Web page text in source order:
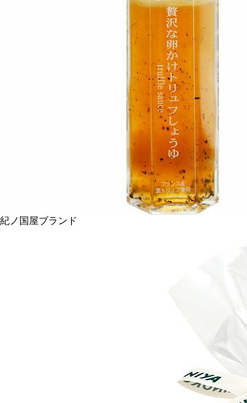
紀ノ国屋ブランド